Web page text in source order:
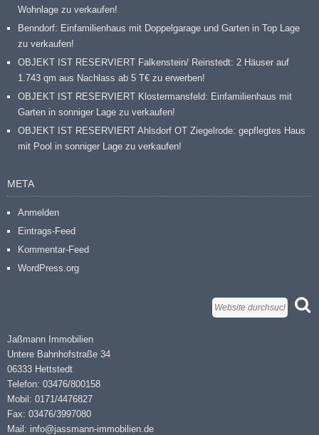
Wohnlage zu verkaufen!
Benndorf: Einfamilienhaus mit Doppelgarage und Garten in Top Lage
zu verkaufen!
OBJEKT IST RESERVIERT Falkenstein/ Reinstedt: 2 Häuser auf
1.743 qm aus Nachlass ab 5 T€ zu erwerben!
OBJEKT IST RESERVIERT Klostermansfeld: Einfamilienhaus mit
Garten in sonniger Lage zu verkaufen!
OBJEKT IST RESERVIERT Ahlsdorf OT Ziegelrode: gepflegtes Haus
mit Pool in sonniger Lage zu verkaufen!
META
Anmelden
Eintrags-Feed
Kommentar-Feed
WordPress.org
Jaßmann Immobilien
Untere Bahnhofstraße 34
06333 Hettstedt
Telefon: 03476/800158
Mobil: 0171/4476827
Fax: 03476/3997080
Mail: info@jassmann-immobilien.de